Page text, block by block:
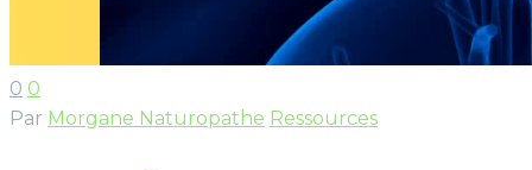
0 0
Par Morgane Naturopathe Ressources